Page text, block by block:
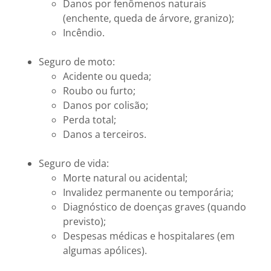
Danos por fenômenos naturais
(enchente, queda de árvore, granizo);
Incêndio.
Seguro de moto:
Acidente ou queda;
Roubo ou furto;
Danos por colisão;
Perda total;
Danos a terceiros.
Seguro de vida:
Morte natural ou acidental;
Invalidez permanente ou temporária;
Diagnóstico de doenças graves (quando
previsto);
Despesas médicas e hospitalares (em
algumas apólices).